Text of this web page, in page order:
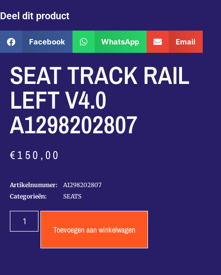
Deel dit product
Facebook WhatsApp Email
SEAT TRACK RAIL
LEFT V4.0
A1298202807
€150,00
Artikelnummer:
A1298202807
Categorieën:
SEATS
Toevoegen aan winkelwagen